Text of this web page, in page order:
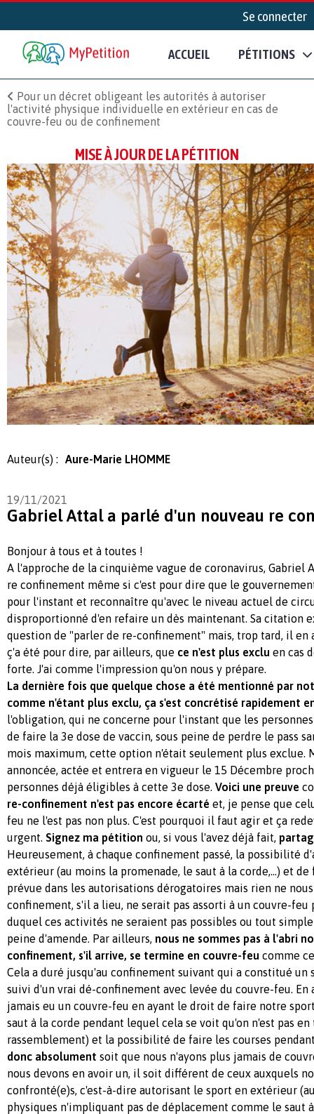
Se connecter
ACCUEIL PÉTITIONS
Pour un décret obligeant les autorités à autoriser
l'activité physique individuelle en extérieur en cas de
couvre-feu ou de confinement
MISE À JOUR DE LA PÉTITION
Auteur(s) : Aure-Marie LHOMME
19/11/2021
Gabriel Attal a parlé d'un nouveau re
Bonjour à tous et à toutes !
A l'approche de la cinquième vague de coronavirus, Gabriel
re confinement même si c'est pour dire que le
pour l'instant et reconnaître qu'avec le niveau actuel de
disproportionné d'en refaire un dès maintenant. Sa citation
question de "parler de re-confinement" mais, trop tard, il en
ç'a été pour dire, par ailleurs, que ce n'est plus exclu en cas
forte. J'ai comme l'impression qu'on nous y prépare.
La dernière fois que quelque chose a été mentionné par
comme n'étant plus exclu, ça s'est concrétisé rapidement
l'obligation, qui ne concerne pour l'instant que les
de faire la 3e dose de vaccin, sous peine de perdre le pass
mois maximum, cette option n'était seulement plus exclue.
annoncée, actée et entrera en vigueur le 15 Décembre
personnes déjà éligibles à cette 3e dose. Voici une preuve
re-confinement n'est pas encore écarté et, je pense que
feu ne l'est pas non plus. C'est pourquoi il faut agir et ça
urgent. Signez ma pétition ou, si vous l'avez déjà fait,
Heureusement, à chaque confinement passé, la possibilité
extérieur (au moins la promenade, le saut à la corde,...) et
prévue dans les autorisations dérogatoires mais rien ne
confinement, s'il a lieu, ne serait pas assorti à un couvre-feu
duquel ces activités ne seraient pas possibles ou tout
peine d'amende. Par ailleurs, nous ne sommes pas à l'abri
confinement, s'il arrive, se termine en couvre-feu comme
Cela a duré jusqu'au confinement suivant qui a constitué un
suivi d'un vrai dé-confinement avec levée du couvre-feu. En
jamais eu un couvre-feu en ayant le droit de faire notre
saut à la corde pendant lequel cela se voit qu'on n'est pas
rassemblement) et la possibilité de faire les courses
donc absolument soit que nous n'ayons plus jamais de
nous devons en avoir un, il soit différent de ceux auxquels
confronté(e)s, c'est-à-dire autorisant le sport en extérieur
physiques n'impliquant pas de déplacement comme le saut